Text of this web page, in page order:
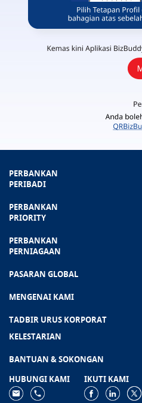
PERBANKAN
PERIBADI
PERBANKAN
PRIORITY
PERBANKAN
PERNIAGAAN
PASARAN GLOBAL
MENGENAI KAMI
TADBIR URUS KORPORAT
KELESTARIAN
BANTUAN & SOKONGAN
HUBUNGI KAMI
IKUTI KAMI